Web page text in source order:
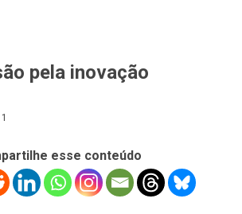
pela inovação
esse conteúdo